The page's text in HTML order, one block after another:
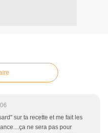
sur ta recette et me fait les
ne sera pas pour